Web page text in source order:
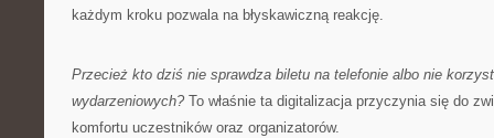
każdym kroku pozwala na błyskawiczną reakcję.
Przecież kto dziś nie sprawdza biletu na telefonie albo nie
wydarzeniowych? To właśnie ta digitalizacja przyczynia się do
komfortu uczestników oraz organizatorów.